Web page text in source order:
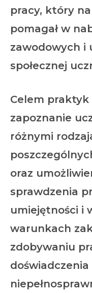
pracy, który
pomagał w
zawodowych i
społecznej
Celem
zapoznanie
różnymi
oraz
sprawdzenia
umiejętności i
warunkach
zdobywaniu